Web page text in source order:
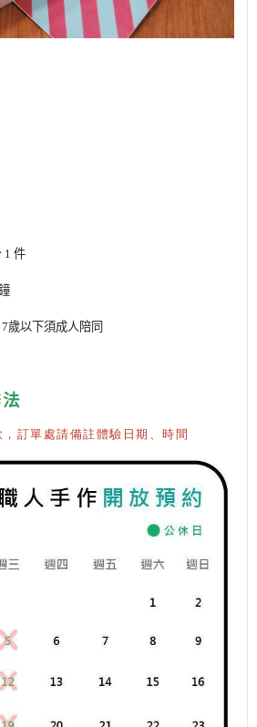
1 件
歲以下須成人陪同
訂單處請備註體驗日期、時間